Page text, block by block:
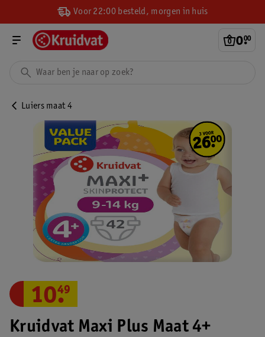
Voor 22:00 besteld, morgen in huis
0.
00
Luiers maat 4
Kruidvat Maxi Plus Maat 4+
10.
49